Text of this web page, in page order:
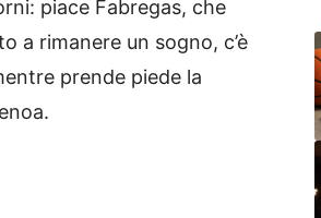
piace Fabregas, che
a rimanere un sogno, c’è
prende piede la